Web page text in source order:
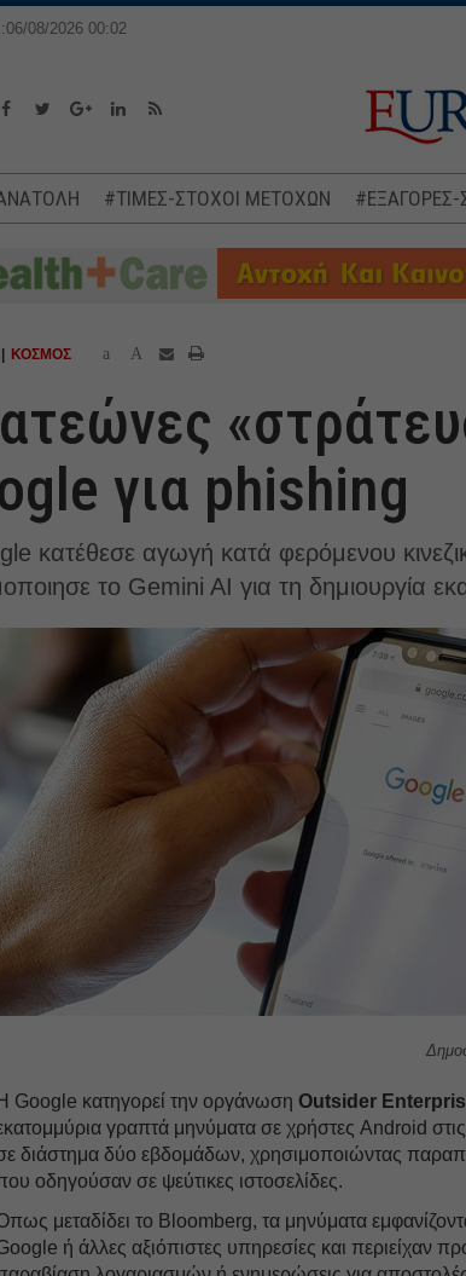
08/2026 00:02
#ΤΙΜΕΣ-ΣΤΟΧΟΙ ΜΕΤΟΧΩΝ #ΕΞΑΓΟΡΕΣ-
ΚΟΣΜΟΣ a A
για phishing
κατέθεσε αγωγή κατά φερόμενου
το Gemini AI για τη δημιουργία
Η Google κατηγορεί την οργάνωσηOutsider
γραπτά μηνύματα σε χρήστες Android
διάστημα δύο εβδομάδων, χρησιμοποιώντας
οδηγούσαν σε ψεύτικες ιστοσελίδες.
μεταδίδει το Bloomberg, τα μηνύματα
ή άλλες αξιόπιστες υπηρεσίες και περιείχαν